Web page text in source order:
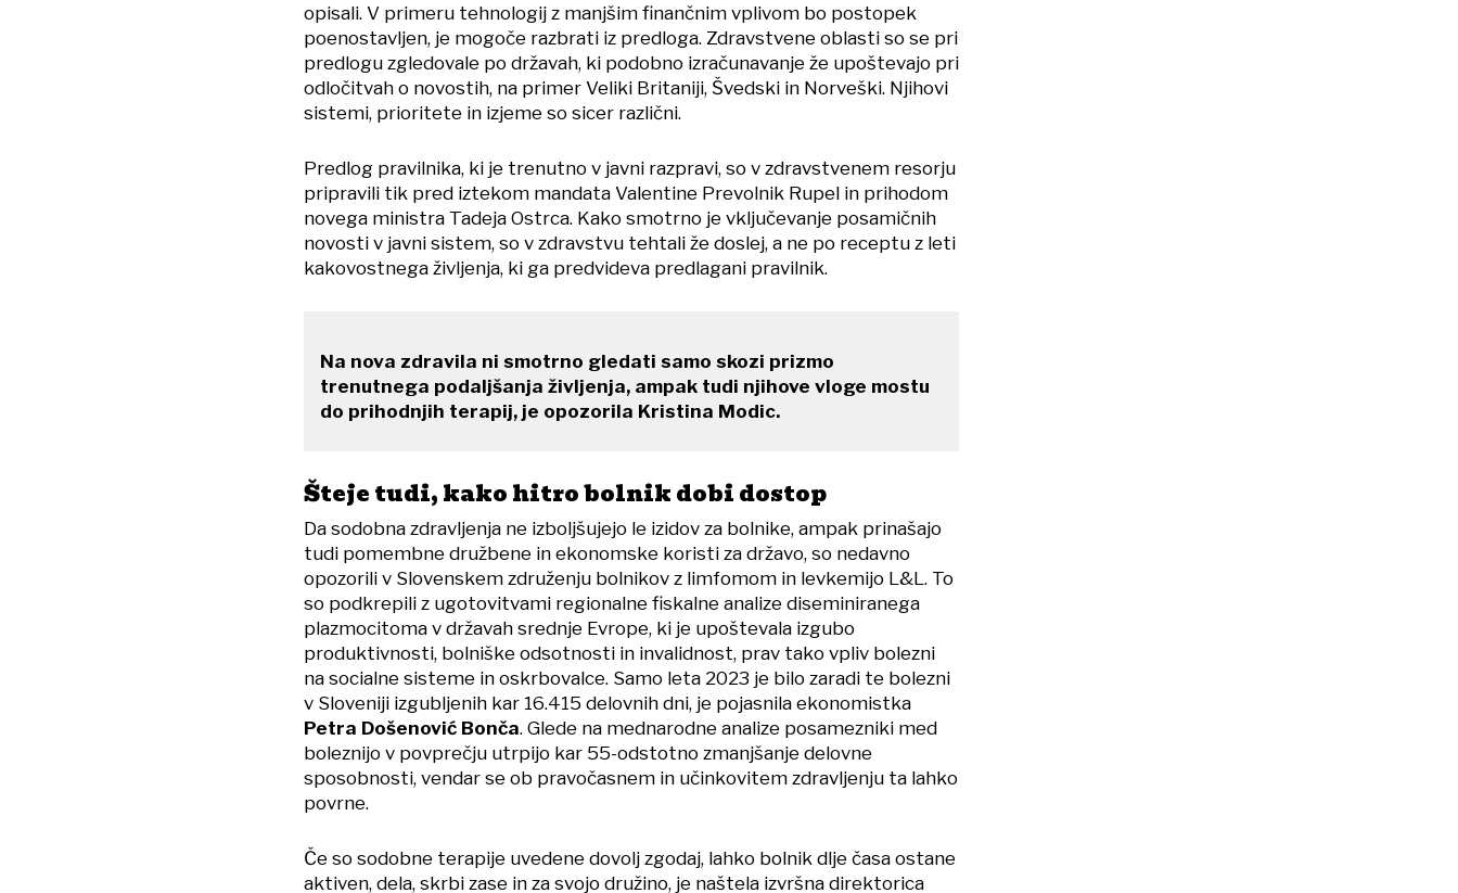
opisali. V primeru tehnologij z manjšim finančnim vplivom bo postopek
poenostavljen, je mogoče razbrati iz predloga. Zdravstvene oblasti so se pri
predlogu zgledovale po državah, ki podobno izračunavanje že upoštevajo pri
odločitvah o novostih, na primer Veliki Britaniji, Švedski in Norveški. Njihovi
sistemi, prioritete in izjeme so sicer različni.
Predlog pravilnika, ki je trenutno v javni razpravi, so v zdravstvenem resorju
pripravili tik pred iztekom mandata Valentine Prevolnik Rupel in prihodom
novega ministra Tadeja Ostrca. Kako smotrno je vključevanje posamičnih
novosti v javni sistem, so v zdravstvu tehtali že doslej, a ne po receptu z leti
kakovostnega življenja, ki ga predvideva predlagani pravilnik.
Na nova zdravila ni smotrno gledati samo skozi prizmo
trenutnega podaljšanja življenja, ampak tudi njihove vloge mostu
do prihodnjih terapij, je opozorila Kristina Modic.
Šteje tudi, kako hitro bolnik dobi dostop
Da sodobna zdravljenja ne izboljšujejo le izidov za bolnike, ampak prinašajo
tudi pomembne družbene in ekonomske koristi za državo, so nedavno
opozorili v Slovenskem združenju bolnikov z limfomom in levkemijo L&L. To
so podkrepili z ugotovitvami regionalne fiskalne analize diseminiranega
plazmocitoma v državah srednje Evrope, ki je upoštevala izgubo
produktivnosti, bolniške odsotnosti in invalidnost, prav tako vpliv bolezni
na socialne sisteme in oskrbovalce. Samo leta 2023 je bilo zaradi te bolezni
v Sloveniji izgubljenih kar 16.415 delovnih dni, je pojasnila ekonomistka
Petra Došenović Bonča. Glede na mednarodne analize posamezniki med
boleznijo v povprečju utrpijo kar 55-odstotno zmanjšanje delovne
sposobnosti, vendar se ob pravočasnem in učinkovitem zdravljenju ta lahko
povrne.
Če so sodobne terapije uvedene dovolj zgodaj, lahko bolnik dlje časa ostane
aktiven, dela, skrbi zase in za svojo družino, je naštela izvršna direktorica